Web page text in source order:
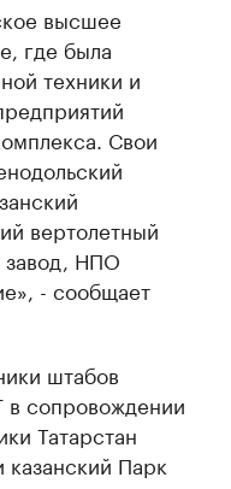
высшее
где была
техники и
Свои
вертолетный
завод, НПО
- сообщает
штабов
сопровождении
Татарстан
Парк